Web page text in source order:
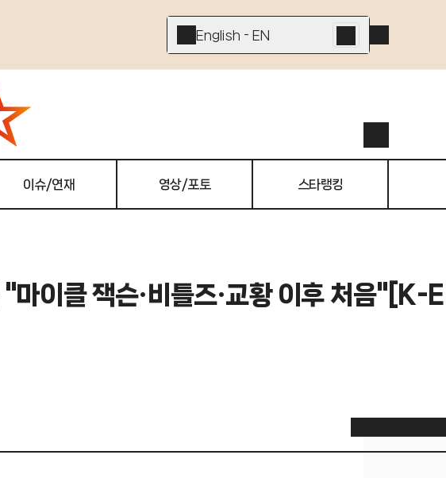
English - EN
이슈/연재 영상/포토 스타랭킹
이클 잭슨·비틀즈·교황 이후 처음"[K-E